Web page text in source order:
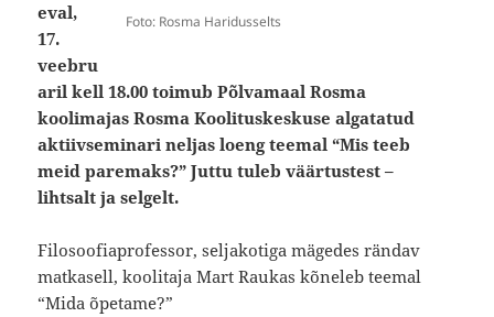
Foto: Rosma Haridusselts
eval,
17.
veebru
aril kell 18.00 toimub Põlvamaal Rosma
koolimajas Rosma Koolituskeskuse algatatud
aktiivseminari neljas loeng teemal “Mis teeb
meid paremaks?” Juttu tuleb väärtustest –
lihtsalt ja selgelt.
Filosoofiaprofessor, seljakotiga mägedes rändav
matkasell, koolitaja Mart Raukas kõneleb teemal
“Mida õpetame?”